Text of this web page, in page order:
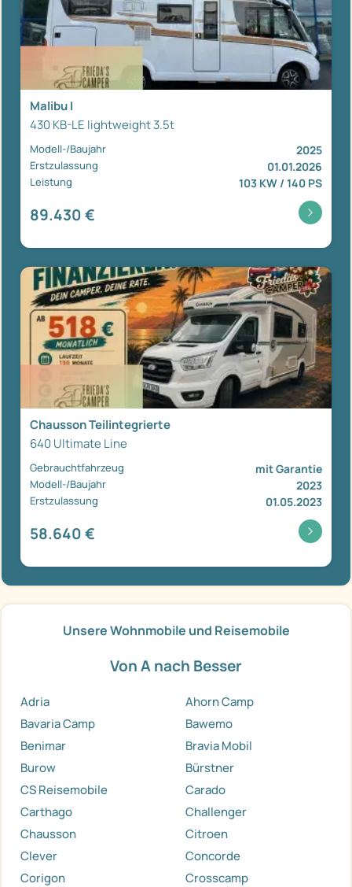
Malibu I
430 KB-LE lightweight 3.5t
Modell-/Baujahr 2025
Erstzulassung 01.01.2026
Leistung 103 KW / 140 PS
89.430 €
Chausson Teilintegrierte
640 Ultimate Line
Gebrauchtfahrzeug mit Garantie
Modell-/Baujahr 2023
Erstzulassung 01.05.2023
58.640 €
Unsere Wohnmobile und Reisemobile
Von A nach Besser
Adria
Ahorn Camp
Bavaria Camp
Bawemo
Benimar
Bravia Mobil
Burow
Bürstner
CS Reisemobile
Carado
Carthago
Challenger
Chausson
Citroen
Clever
Concorde
Corigon
Crosscamp